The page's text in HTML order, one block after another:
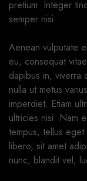
pretium. Integer
semper nisi.
Aenean vulputate
eu, consequat
dapibus in, viverra
nulla ut metus
imperdiet. Etiam
ultricies nisi. Nam
tempus, tellus
libero, sit amet
nunc, blandit vel,